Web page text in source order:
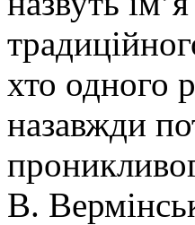
хто одного
назавжди
В.